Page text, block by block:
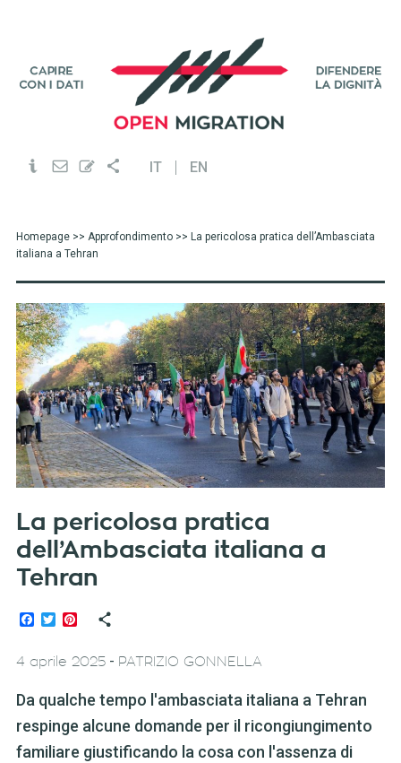
IT EN
Homepage>> Approfondimento>> La pericolosa pratica dell’Ambasciata
italiana a Tehran
La pericolosa pratica
dell’Ambasciata italiana a
Tehran
Facebook
TwitterPinterest
4 aprile 2025- PATRIZIO GONNELLA
Da qualche tempo l'ambasciata italiana a Tehran
respinge alcune domande per il ricongiungimento
familiare giustificando la cosa con l'assenza di